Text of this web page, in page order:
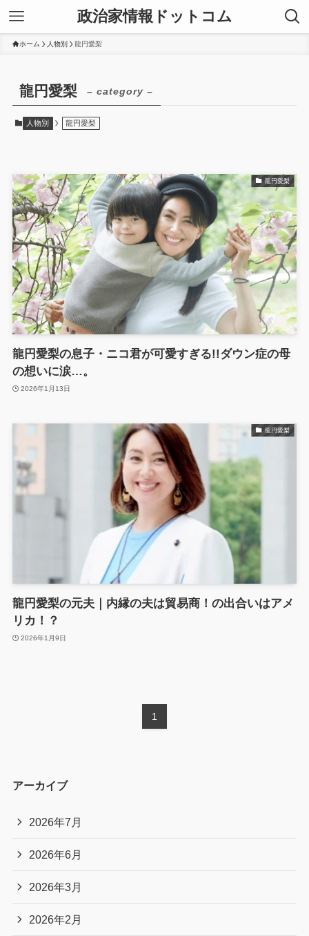
政治家情報ドットコム
ホーム 人物別 龍円愛梨
龍円愛梨 – category –
人物別 龍円愛梨
龍円愛梨
龍円愛梨の息子・ニコ君が可愛すぎる!!ダウン症の母
の想いに涙…。
2026年1月13日
龍円愛梨
龍円愛梨の元夫｜内縁の夫は貿易商！の出合いはアメ
リカ！？
2026年1月9日
1
アーカイブ
2026年7月
2026年6月
2026年3月
2026年2月